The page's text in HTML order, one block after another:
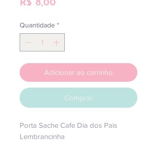
R$ 8,00
Quantidade *
Adicionar ao carrinho
Comprar
Porta Sache Cafe Dia dos Pais
Lembrancinha